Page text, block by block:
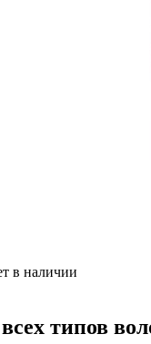
в наличии
типов